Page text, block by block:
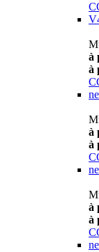
à
à
à
à
à
à